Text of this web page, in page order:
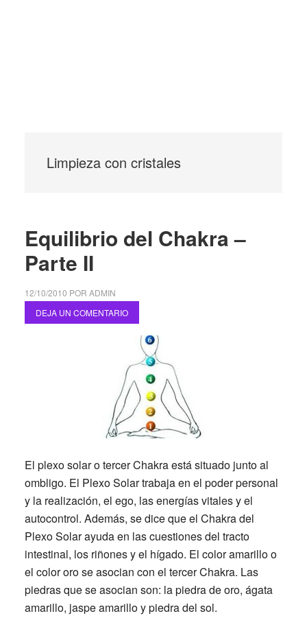
Limpieza con cristales
Equilibrio del Chakra –
Parte II
12/10/2010 POR ADMIN
DEJA UN COMENTARIO
El plexo solar o tercer Chakra está situado junto al
ombligo. El Plexo Solar trabaja en el poder personal
y la realización, el ego, las energías vitales y el
autocontrol. Además, se dice que el Chakra del
Plexo Solar ayuda en las cuestiones del tracto
intestinal, los riñones y el hígado. El color amarillo o
el color oro se asocian con el tercer Chakra. Las
piedras que se asocian son: la piedra de oro, ágata
amarillo, jaspe amarillo y piedra del sol.